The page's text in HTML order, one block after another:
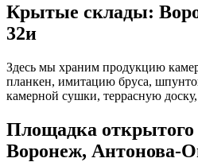
Крытые склады:
32и
Здесь мы храним продукцию
планкен, имитацию бруса,
камерной сушки, террасную доску,
Площадка открытого
Воронеж, Антонова-